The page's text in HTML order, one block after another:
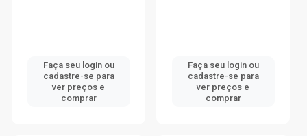
Faça seu login ou
cadastre-se para
ver preços e
comprar
Faça seu login ou
cadastre-se para
ver preços e
comprar